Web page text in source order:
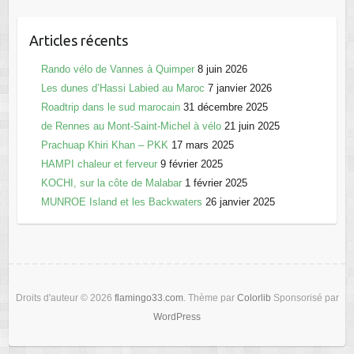
o
o
k
o
n
Articles récents
Rando vélo de Vannes à Quimper 8 juin 2026
Les dunes d’Hassi Labied au Maroc 7 janvier 2026
Roadtrip dans le sud marocain 31 décembre 2025
de Rennes au Mont-Saint-Michel à vélo 21 juin 2025
Prachuap Khiri Khan – PKK 17 mars 2025
HAMPI chaleur et ferveur 9 février 2025
KOCHI, sur la côte de Malabar 1 février 2025
MUNROE Island et les Backwaters 26 janvier 2025
Droits d'auteur © 2026 flamingo33.com. Thème par Colorlib Sponsorisé par
WordPress